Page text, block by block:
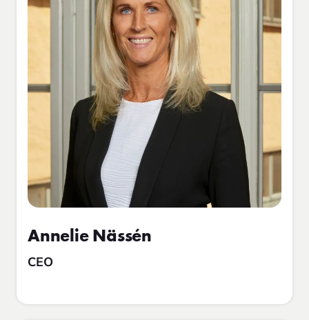
Annelie Nässén
CEO